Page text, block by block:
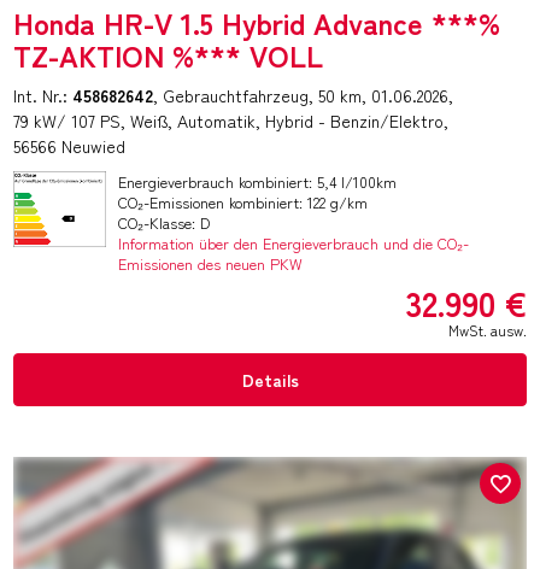
Honda HR-V 1.5 Hybrid Advance ***%
TZ-AKTION %*** VOLL
Int. Nr.: 458682642 Gebrauchtfahrzeug 50 km 01.06.2026
79 kW/ 107 PS Weiß Automatik Hybrid - Benzin/Elektro
56566 Neuwied
Energieverbrauch kombiniert: 5,4 l/100km
CO₂-Emissionen kombiniert: 122 g/km
CO₂-Klasse: D
Information über den Energieverbrauch und die CO₂-
Emissionen des neuen PKW
32.990 €
MwSt. ausw.
Details